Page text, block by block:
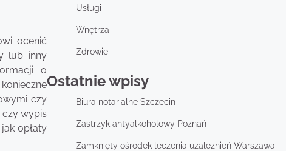
ocenić
lub inny
o
czy
wypis
opłaty
Usługi
Wnętrza
Zdrowie
Ostatnie wpisy
Biura notarialne Szczecin
Zastrzyk antyalkoholowy Poznań
Zamknięty ośrodek leczenia uzależnień Warszawa